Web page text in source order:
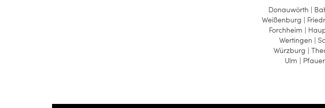
Donauwörth |
Weißenburg |
Forchheim |
Wertingen |
Würzburg |
Ulm |